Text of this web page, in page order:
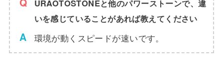
URAOTOSTONEと他のパワーストーンで、違
いを感じていることがあれば教えてください
環境が動くスピードが速いです。